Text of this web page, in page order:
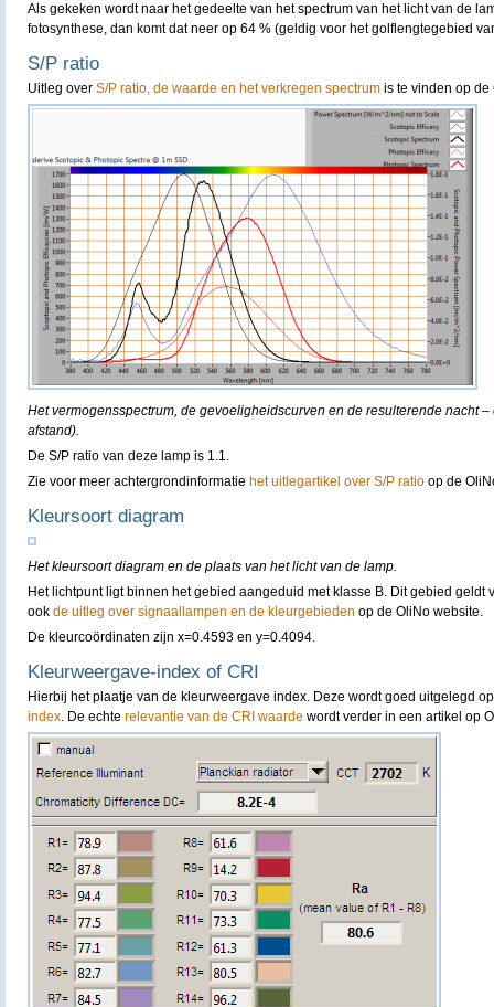
Als gekeken wordt naar het gedeelte van het spectrum van het licht van de
fotosynthese, dan komt dat neer op 64 % (geldig voor het golflengtegebied
S/P ratio
Uitleg over S/P ratio, de waarde en het verkregen spectrum is te vinden op de
Het vermogensspectrum, de gevoeligheidscurven en de resulterende nacht
afstand).
De S/P ratio van deze lamp is 1.1.
Zie voor meer achtergrondinformatie het uitlegartikel over S/P ratio op de
Kleursoort diagram
Het kleursoort diagram en de plaats van het licht van de lamp.
Het lichtpunt ligt binnen het gebied aangeduid met klasse B. Dit gebied geldt
ook de uitleg over signaallampen en de kleurgebieden op de OliNo website.
De kleurcoördinaten zijn x=0.4593 en y=0.4094.
Kleurweergave-index of CRI
Hierbij het plaatje van de kleurweergave index. Deze wordt goed uitgelegd
index. De echte relevantie van de CRI waarde wordt verder in een artikel op